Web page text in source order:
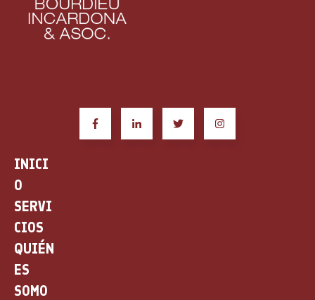
INICI
O
SERVI
CIOS
QUIÉN
ES
SOMO